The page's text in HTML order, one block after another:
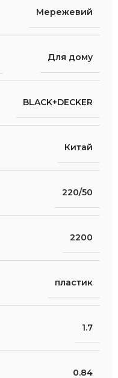
Мережевий
Для дому
BLACK+DECKER
Китай
220/50
2200
пластик
1.7
0.84